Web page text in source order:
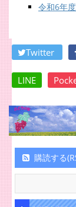
令和6年度
Twitter
LINE
購読する